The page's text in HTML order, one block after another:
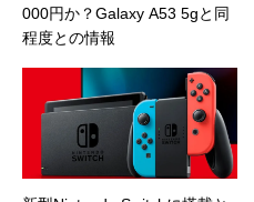
000円か？Galaxy A53 5gと同
程度との情報